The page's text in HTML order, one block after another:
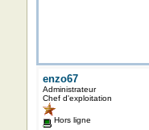
enzo67
Administrateur
Chef d'exploitation
Hors ligne